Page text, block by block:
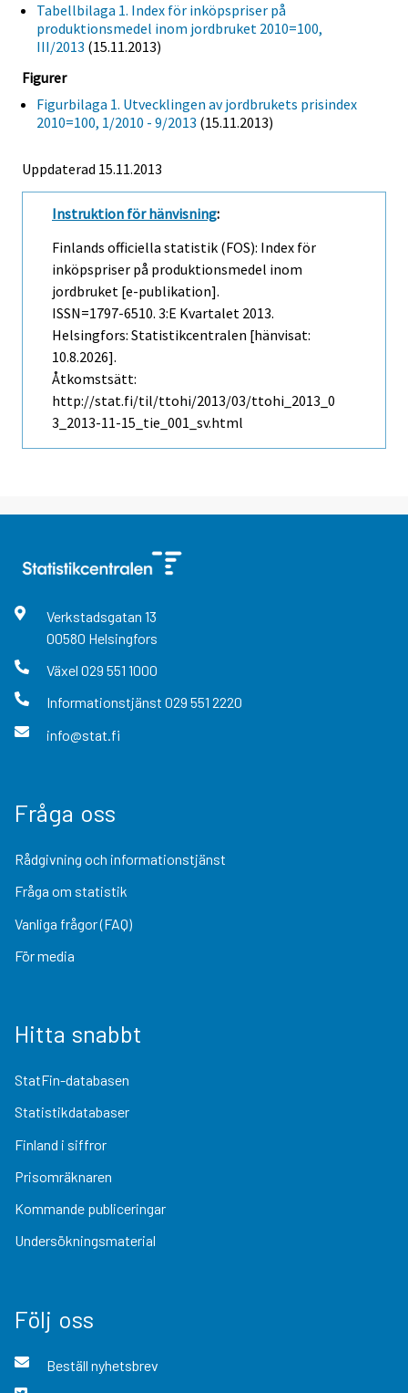
Tabellbilaga 1. Index för inköpspriser på
produktionsmedel inom jordbruket 2010=100,
III/2013 (15.11.2013)
Figurer
Figurbilaga 1. Utvecklingen av jordbrukets prisindex
2010=100, 1/2010 - 9/2013 (15.11.2013)
Uppdaterad 15.11.2013
Instruktion för hänvisning:
Finlands officiella statistik (FOS): Index för
inköpspriser på produktionsmedel inom
jordbruket [e-publikation].
ISSN=1797-6510. 3:e Kvartalet 2013.
Helsingfors: Statistikcentralen [hänvisat:
10.8.2026].
Åtkomstsätt:
http://stat.fi/til/ttohi/2013/03/ttohi_2013_0
3_2013-11-15_tie_001_sv.html
Verkstadsgatan 13
00580 Helsingfors
Växel 029 551 1000
Informationstjänst 029 551 2220
info@stat.fi
Fråga oss
Rådgivning och informationstjänst
Fråga om statistik
Vanliga frågor (FAQ)
För media
Hitta snabbt
StatFin-databasen
Statistikdatabaser
Finland i siffror
Prisomräknaren
Kommande publiceringar
Undersökningsmaterial
Följ oss
Beställ nyhetsbrev